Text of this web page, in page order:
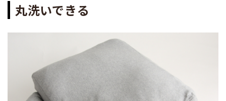
丸洗いできる